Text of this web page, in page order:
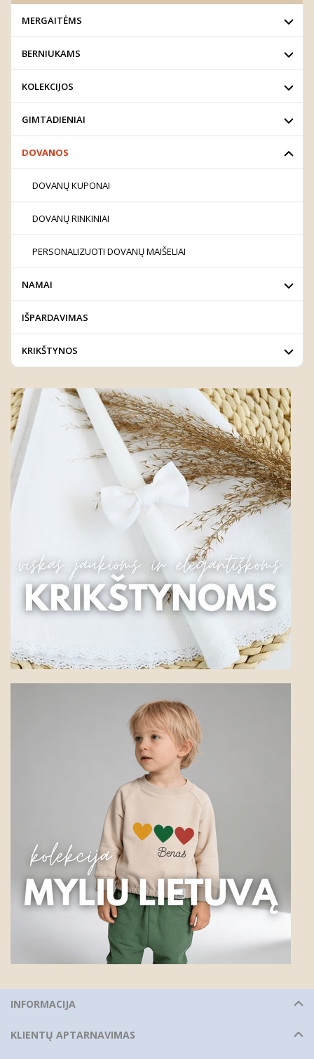
MERGAITĖMS
BERNIUKAMS
KOLEKCIJOS
GIMTADIENIAI
DOVANOS
DOVANŲ KUPONAI
DOVANŲ RINKINIAI
PERSONALIZUOTI DOVANŲ MAIŠELIAI
NAMAI
IŠPARDAVIMAS
KRIKŠTYNOS
INFORMACIJA
KLIENTŲ APTARNAVIMAS